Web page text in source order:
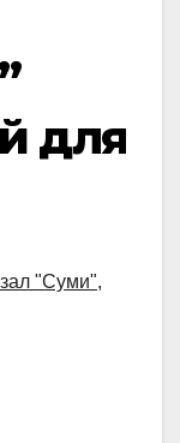
для
"Суми",